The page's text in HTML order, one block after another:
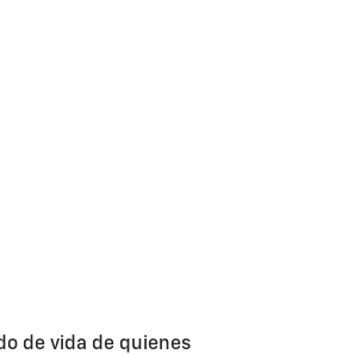
de vida de quienes